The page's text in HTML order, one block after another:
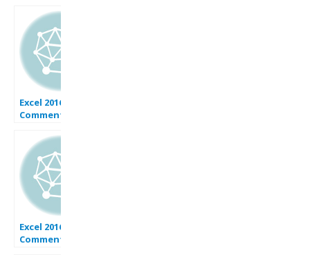
Excel 2016 :
Comment faire
CA au prorata
absence
présence pour
ces vendeurs sur
Excel en moins de
6 min.
Excel 2016 :
Comment faire